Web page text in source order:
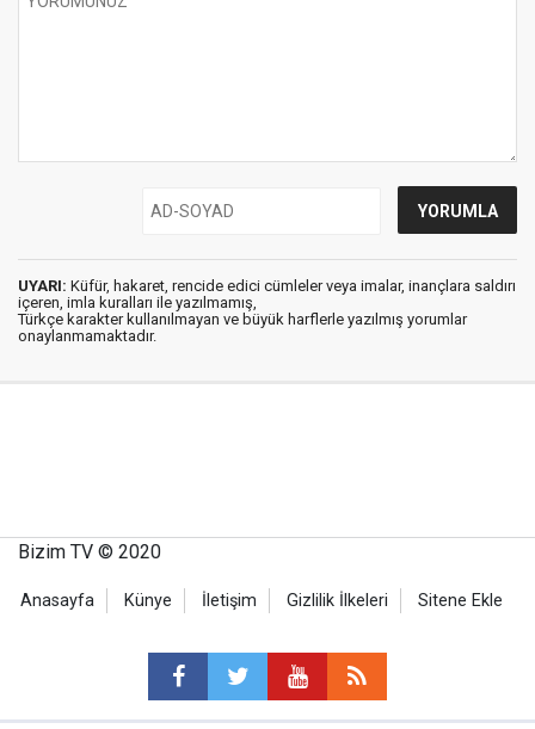
UYARI: Küfür, hakaret, rencide edici cümleler veya imalar, inançlara saldırı
içeren, imla kuralları ile yazılmamış,
Türkçe karakter kullanılmayan ve büyük harflerle yazılmış yorumlar
onaylanmamaktadır.
Bizim TV © 2020
Anasayfa Künye İletişim Gizlilik İlkeleri Sitene Ekle